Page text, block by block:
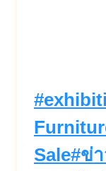
Post
Tags:
#
Sale#ข่